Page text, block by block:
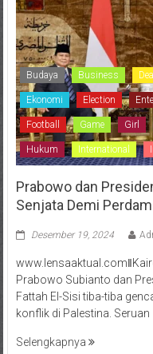
Budaya Business
Ekonomi Election
Football Game Girl
Hukum International
Prabowo dan
Senjata Demi
Desember 19, 2024
Prabowo Subianto dan
Fattah El-Sisi tiba-tiba
konflik di Palestina. Seruan
Selengkapnya